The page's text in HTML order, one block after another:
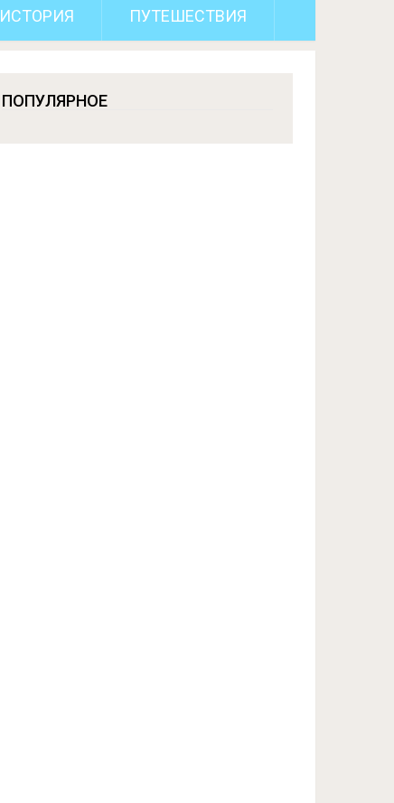
ИСТОРИЯ ПУТЕШЕСТВИЯ
ПОПУЛЯРНОЕ